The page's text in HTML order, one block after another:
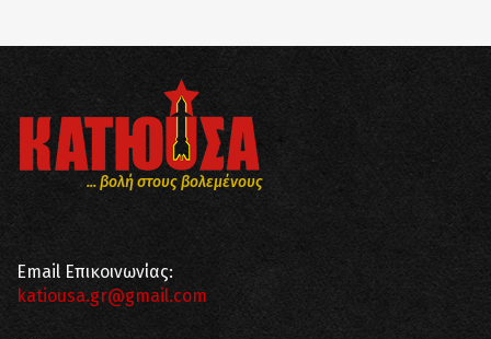
... βολή στους βολεμένους
Email Επικοινωνίας:
katiousa.gr@gmail.com